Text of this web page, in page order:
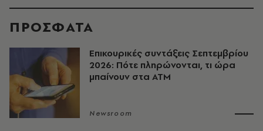
ΠΡΟΣΦΑΤΑ
Επικουρικές συντάξεις Σεπτεμβρίου
2026: Πότε πληρώνονται, τι ώρα
μπαίνουν στα ΑΤΜ
Newsroom